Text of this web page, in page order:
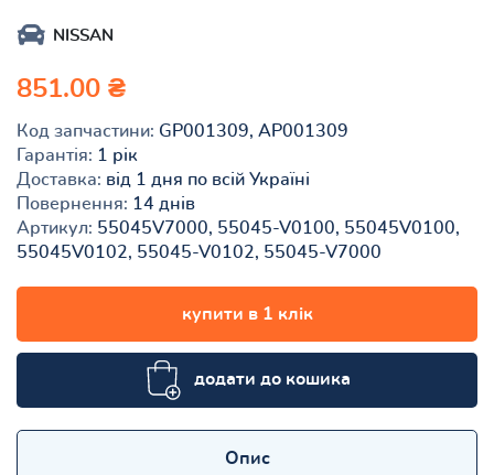
NISSAN
851.00 ₴
Код запчастини: GP001309, AP001309
Гарантія: 1 рік
Доставка: від 1 дня по всій Україні
Повернення: 14 днів
Артикул: 55045V7000, 55045-V0100, 55045V0100,
55045V0102, 55045-V0102, 55045-V7000
купити в 1 клік
додати до кошика
Опис